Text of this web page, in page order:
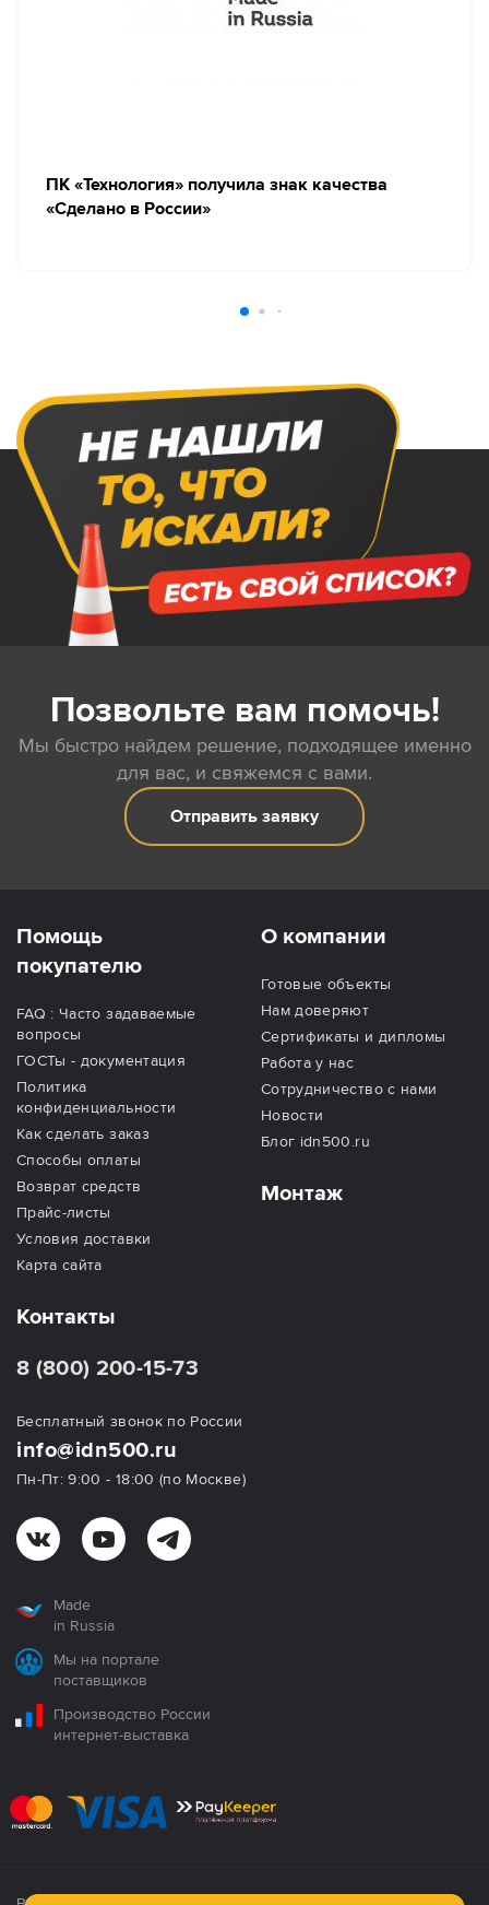
ПК «Технология» получила знак качества
«Сделано в России»
Позвольте вам помочь!
Мы быстро найдем решение, подходящее именно
для вас, и свяжемся с вами.
Отправить заявку
Помощь
покупателю
FAQ : Часто задаваемые
вопросы
ГОСТы - документация
Политика
конфиденциальности
Как сделать заказ
Способы оплаты
Возврат средств
Прайс-листы
Условия доставки
Карта сайта
О компании
Готовые объекты
Нам доверяют
Сертификаты и дипломы
Работа у нас
Сотрудничество с нами
Новости
Блог idn500.ru
Монтаж
Контакты
8 (800) 200-15-73
Бесплатный звонок по России
info@idn500.ru
Пн-Пт: 9:00 - 18:00 (по Москве)
Made
in Russia
Мы на портале
поставщиков
Производство России
интернет-выставка